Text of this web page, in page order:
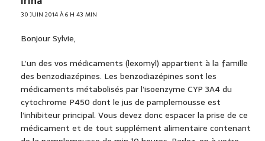
30 JUIN 2014 À 6 H 43 MIN
Bonjour Sylvie,
L’un des vos médicaments (lexomyl) appartient à la famille
des benzodiazépines. Les benzodiazépines sont les
médicaments métabolisés par l’isoenzyme CYP 3A4 du
cytochrome P450 dont le jus de pamplemousse est
l’inhibiteur principal. Vous devez donc espacer la prise de ce
médicament et de tout supplément alimentaire contenant